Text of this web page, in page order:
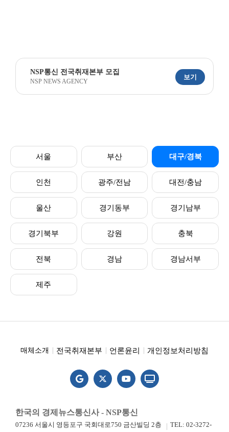
NSP통신 전국취재본부 모집
NSP NEWS AGENCY
보기
서울 부산 대구/경북
인천 광주/전남 대전/충남
울산 경기동부 경기남부
경기북부 강원 충북
전북 경남 경남서부
제주
매체소개 전국취재본부 언론윤리 개인정보처리방침
한국의 경제뉴스통신사 - NSP통신
07236 서울시 영등포구 국회대로750 금산빌딩 2층
TEL: 02-3272-